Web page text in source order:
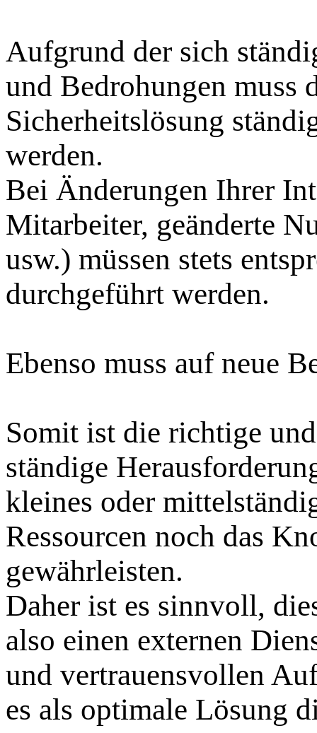
Aufgrund der sich
und Bedrohungen muss
Sicherheitslösung
werden.
Bei Änderungen Ihrer
Mitarbeiter, geänderte
usw.) müssen stets
durchgeführt werden.
Ebenso muss auf neue
Somit ist die richtige
ständige
kleines oder
Ressourcen noch das
gewährleisten.
Daher ist es sinnvoll,
also einen externen
und vertrauensvollen
es als optimale Lösung